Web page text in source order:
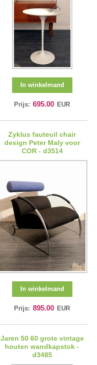
In winkelmand
Prijs: 695.00 EUR
Zyklus fauteuil chair
design Peter Maly voor
COR - d3514
In winkelmand
Prijs: 895.00 EUR
Jaren 50 60 grote vintage
houten wandkapstok -
d3485